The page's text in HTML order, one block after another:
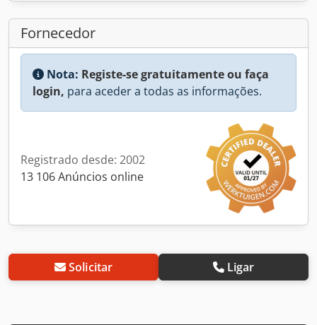
Fornecedor
Nota: Registe-se gratuitamente ou faça
login, para aceder a todas as informações.
Registrado desde: 2002
13 106 Anúncios online
Solicitar Ligar